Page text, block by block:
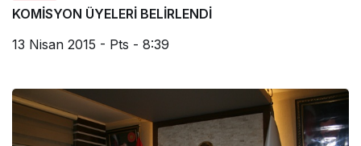
KOMİSYON ÜYELERİ BELİRLENDİ
13 Nisan 2015 - Pts - 8:39